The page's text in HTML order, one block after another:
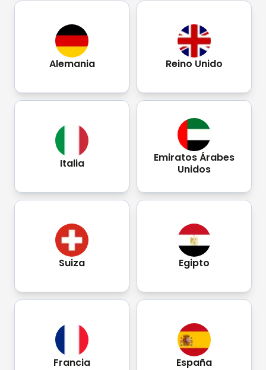
Alemania Reino Unido
Italia
Emiratos Árabes
Unidos
Suiza Egipto
Francia España